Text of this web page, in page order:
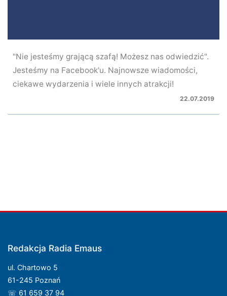
"Nie jesteśmy grającą szafą! Możesz nas odwiedzić".
Jesteśmy na Facebook'u. Najnowsze wiadomości,
ciekawe wydarzenia i wiele innych atrakcji!
22.07.2019
Redakcja Radia Emaus
ul. Chartowo 5
61-245 Poznań
☏ 61 659 37 94